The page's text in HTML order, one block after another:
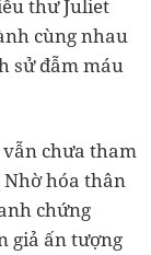
thư Juliet
cùng nhau
sử đẫm máu
chưa tham
hóa thân
chứng
giả ấn tượng